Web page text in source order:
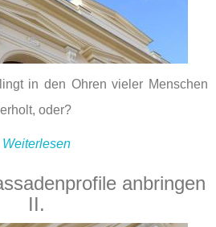
in den Ohren vieler Menschen
oder?
Weiterlesen
anbringen
II.